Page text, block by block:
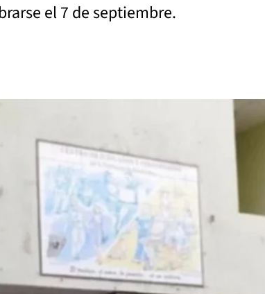
el 7 de septiembre.